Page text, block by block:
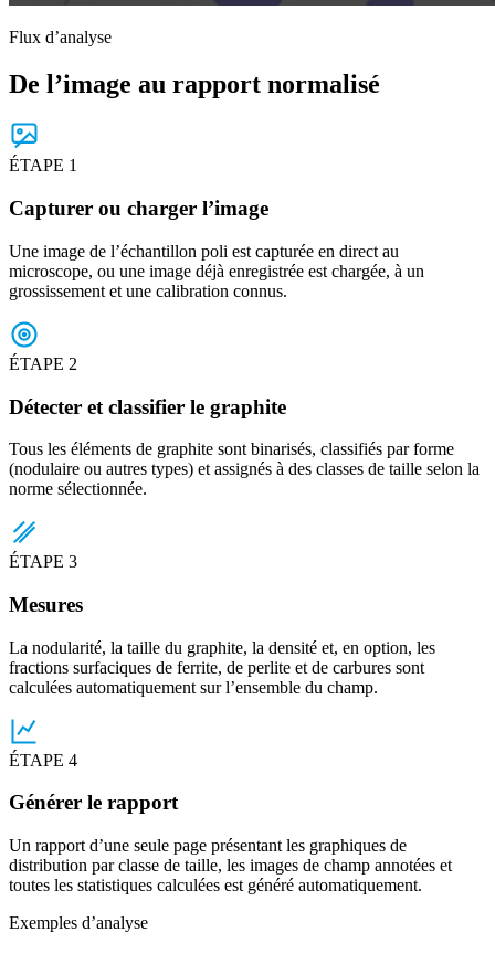
Flux d’analyse
De l’image au rapport normalisé
ÉTAPE 1
Capturer ou charger l’image
Une image de l’échantillon poli est capturée en direct au
microscope, ou une image déjà enregistrée est chargée, à un
grossissement et une calibration connus.
ÉTAPE 2
Détecter et classifier le graphite
Tous les éléments de graphite sont binarisés, classifiés par forme
(nodulaire ou autres types) et assignés à des classes de taille selon la
norme sélectionnée.
ÉTAPE 3
Mesures
La nodularité, la taille du graphite, la densité et, en option, les
fractions surfaciques de ferrite, de perlite et de carbures sont
calculées automatiquement sur l’ensemble du champ.
ÉTAPE 4
Générer le rapport
Un rapport d’une seule page présentant les graphiques de
distribution par classe de taille, les images de champ annotées et
toutes les statistiques calculées est généré automatiquement.
Exemples d’analyse